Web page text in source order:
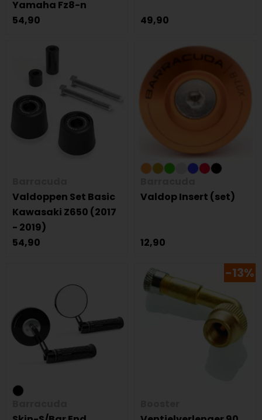
Yamaha Fz8-n
54,90
49,90
Valdoppen Set Basic
Kawasaki Z650 (2017
- 2019)
54,90
Valdop Insert (set)
12,90
-13%